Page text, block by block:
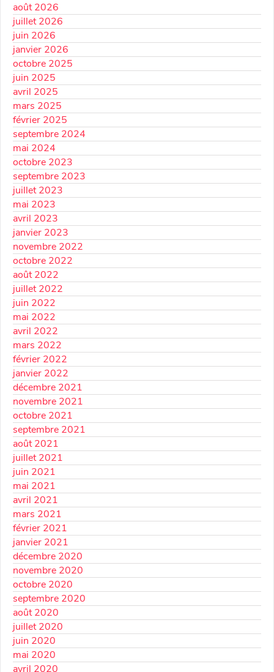
août 2026
juillet 2026
juin 2026
janvier 2026
octobre 2025
juin 2025
avril 2025
mars 2025
février 2025
septembre 2024
mai 2024
octobre 2023
septembre 2023
juillet 2023
mai 2023
avril 2023
janvier 2023
novembre 2022
octobre 2022
août 2022
juillet 2022
juin 2022
mai 2022
avril 2022
mars 2022
février 2022
janvier 2022
décembre 2021
novembre 2021
octobre 2021
septembre 2021
août 2021
juillet 2021
juin 2021
mai 2021
avril 2021
mars 2021
février 2021
janvier 2021
décembre 2020
novembre 2020
octobre 2020
septembre 2020
août 2020
juillet 2020
juin 2020
mai 2020
avril 2020